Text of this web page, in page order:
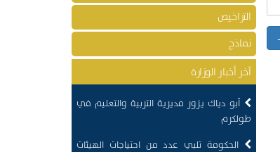
التراخيص
نماذج
آخر أخبار الوزارة
أبو دياك يزور مديرية التربية والتعليم في
طولكرم
الحكومة تلبي عدد من احتياجات الهيئات